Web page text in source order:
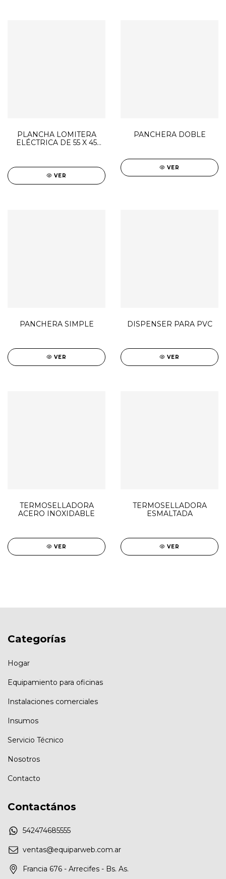
PLANCHA LOMITERA
ELÉCTRICA DE 55 X 45
VER
PANCHERA DOBLE
VER
PANCHERA SIMPLE
VER
DISPENSER PARA PVC
VER
TERMOSELLADORA
ACERO INOXIDABLE
VER
TERMOSELLADORA
ESMALTADA
VER
Categorías
Hogar
Equipamiento para oficinas
Instalaciones comerciales
Insumos
Servicio Técnico
Nosotros
Contacto
Contactános
542474685555
ventas@equiparweb.com.ar
Francia 676 - Arrecifes - Bs. As.